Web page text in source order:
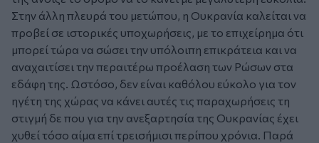
Στην άλλη πλευρά του μετώπου, η Ουκρανία καλείται να
προβεί σε ιστορικές υποχωρήσεις, με το επιχείρημα ότι
μπορεί τώρα να σώσει την υπόλοιπη επικράτεια και να
αναχαιτίσει την περαιτέρω προέλαση των Ρώσων στα
εδάφη της. Ωστόσο, δεν είναι καθόλου εύκολο για τον
ηγέτη της χώρας να κάνει αυτές τις παραχωρήσεις τη
στιγμή δε που για την ανεξαρτησία της Ουκρανίας έχει
χυθεί τόσο αίμα επί τρεισήμισι περίπου χρόνια. Παρά